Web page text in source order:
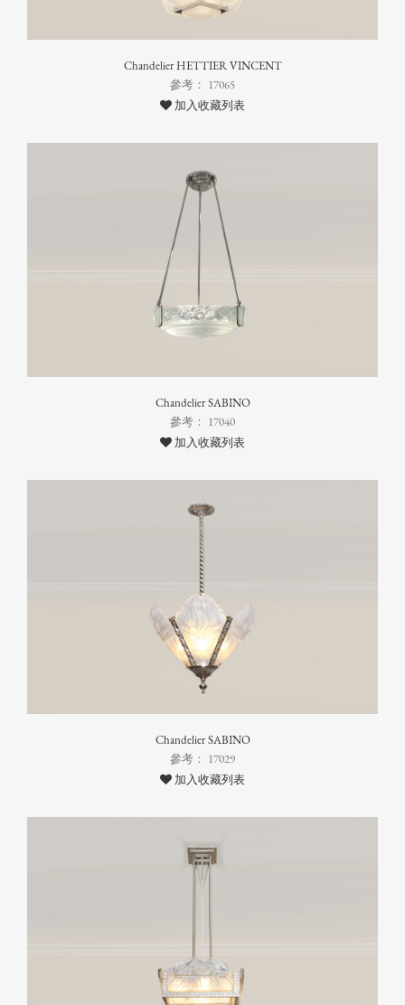
Chandelier HETTIER VINCENT
參考： 17065
加入收藏列表
Chandelier SABINO
參考： 17040
加入收藏列表
Chandelier SABINO
參考： 17029
加入收藏列表